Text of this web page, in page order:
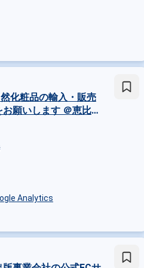
化粧品の輸入・販売
願いします ＠恵比寿
Analytics
掛け合わせ条件で絞り込む
Google Analytics × 在宅・リモー